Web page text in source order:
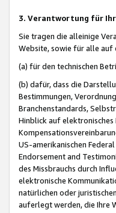
3. Verantwortung für
Sie tragen die alleinige
Website, sowie für alle auf
(a) für den technischen
(b) dafür, dass die
Bestimmungen,
Branchenstandards,
Hinblick auf
US-amerikanischen
Endorsement and
des Missbrauchs durch
elektronische
natürlichen oder
auferlegt werden, die Ihre